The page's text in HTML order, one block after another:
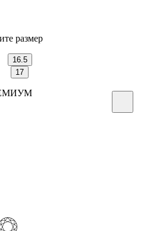
размер
16.5
17